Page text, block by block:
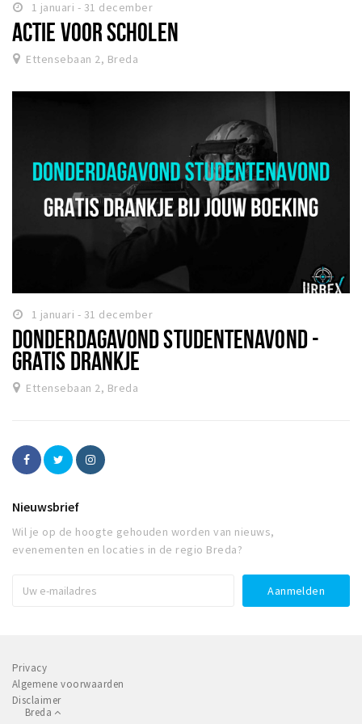
1 januari - 31 december
ACTIE VOOR SCHOLEN
Ettensebaan 2, Breda
1 januari - 31 december
DONDERDAGAVOND STUDENTENAVOND -
GRATIS DRANKJE
Ettensebaan 2, Breda
Nieuwsbrief
Wil je op de hoogte gehouden worden van nieuws,
evenementen en locaties in de regio Breda?
Privacy
Algemene voorwaarden
Disclaimer
Breda